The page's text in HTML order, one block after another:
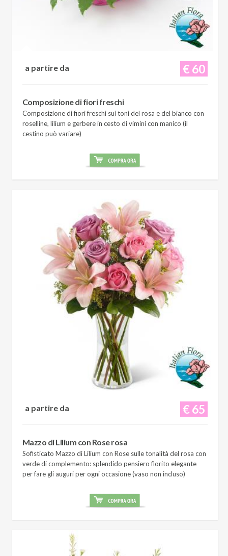
€ 60
a partire da
Composizione di fiori freschi
Composizione di fiori freschi sui toni del rosa e del bianco con
roselline, lilium e gerbere in cesto di vimini con manico (il
cestino può variare)
€ 65
a partire da
Mazzo di Lilium con Rose rosa
Sofisticato Mazzo di Lilium con Rose sulle tonalità del rosa con
verde di complemento: splendido pensiero fiorito elegante
per fare gli auguri per ogni occasione (vaso non incluso)